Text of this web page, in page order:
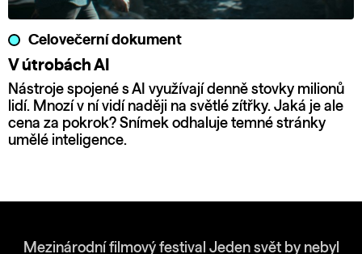
Celovečerní dokument
V útrobách AI
Nástroje spojené s AI využívají denně stovky milionů
lidí. Mnozí v ní vidí naději na světlé zítřky. Jaká je ale
cena za pokrok? Snímek odhaluje temné stránky
umělé inteligence.
Mezinárodní filmový festival Jeden svět by nebyl